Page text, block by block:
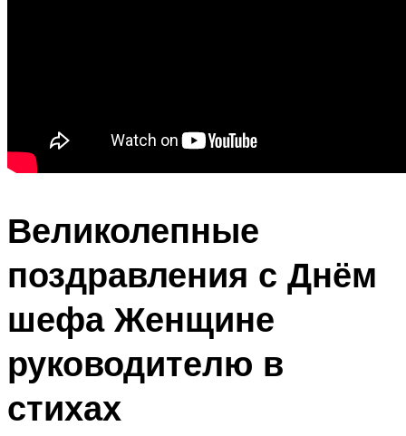
Великолепные
поздравления с Днём
шефа Женщине
руководителю в
стихах